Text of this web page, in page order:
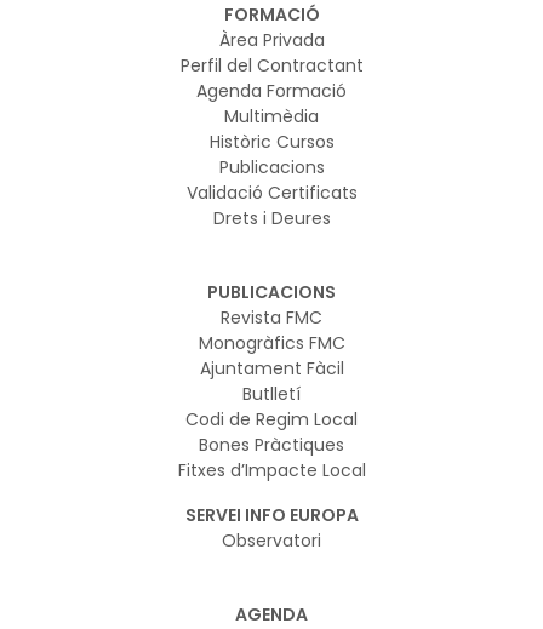
FORMACIÓ
Àrea Privada
Perfil del Contractant
Agenda Formació
Multimèdia
Històric Cursos
Publicacions
Validació Certificats
Drets i Deures
PUBLICACIONS
Revista FMC
Monogràfics FMC
Ajuntament Fàcil
Butlletí
Codi de Regim Local
Bones Pràctiques
Fitxes d’Impacte Local
SERVEI INFO EUROPA
Observatori
AGENDA